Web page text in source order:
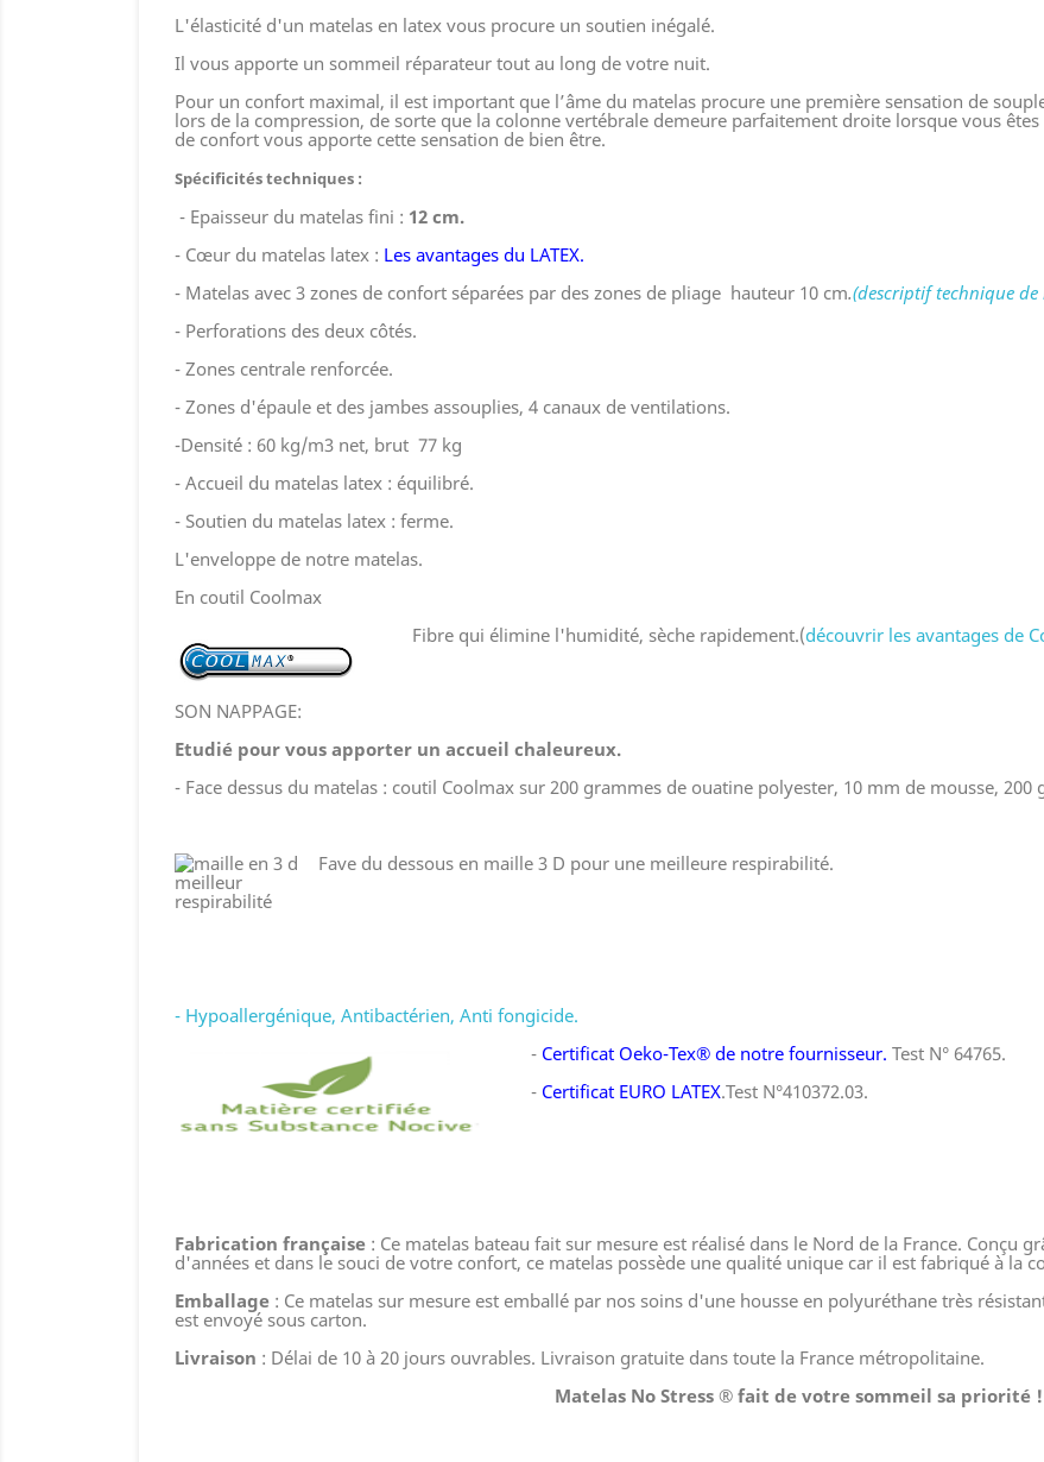
L'élasticité d'un matelas en latex vous procure un soutien inégalé.
Il vous apporte un sommeil réparateur tout au long de votre nuit.
Pour un confort maximal, il est important que l’âme du matelas procure une première sensation de
lors de la compression, de sorte que la colonne vertébrale demeure parfaitement droite lorsque vous
de confort vous apporte cette sensation de bien être.
Spécificités techniques :
- Epaisseur du matelas fini : 12 cm.
- Cœur du matelas latex : Les avantages du LATEX.
- Matelas avec 3 zones de confort séparées par des zones de pliage hauteur 10 cm.(descriptif technique de
- Perforations des deux côtés.
- Zones centrale renforcée.
- Zones d'épaule et des jambes assouplies, 4 canaux de ventilations.
-Densité : 60 kg/m3 net, brut 77 kg
- Accueil du matelas latex : équilibré.
- Soutien du matelas latex : ferme.
L'enveloppe de notre matelas.
En coutil Coolmax
Fibre qui élimine l'humidité, sèche rapidement.(découvrir les avantages de
SON NAPPAGE:
Etudié pour vous apporter un accueil chaleureux.
- Face dessus du matelas : coutil Coolmax sur 200 grammes de ouatine polyester, 10 mm de mousse,
Fave du dessous en maille 3 D pour une meilleure respirabilité.
- Hypoallergénique, Antibactérien, Anti fongicide.
- Certificat Oeko-Tex® de notre fournisseur. Test N° 64765.
- Certificat EURO LATEX.Test N°410372.03.
Fabrication française : Ce matelas bateau fait sur mesure est réalisé dans le Nord de la France. Conçu
d'années et dans le souci de votre confort, ce matelas possède une qualité unique car il est fabriqué à la
Emballage : Ce matelas sur mesure est emballé par nos soins d'une housse en polyuréthane très
est envoyé sous carton.
Livraison : Délai de 10 à 20 jours ouvrables. Livraison gratuite dans toute la France métropolitaine.
Matelas No Stress ® fait de votre sommeil sa priorité !